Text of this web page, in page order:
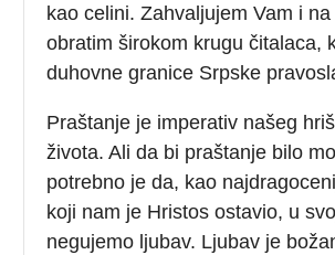
kao celini. Zahvaljujem Vam i
obratim širokom krugu čitalaca,
duhovne granice Srpske
Praštanje je imperativ našeg
života. Ali da bi praštanje bilo
potrebno je da, kao
koji nam je Hristos ostavio, u
negujemo ljubav. Ljubav je